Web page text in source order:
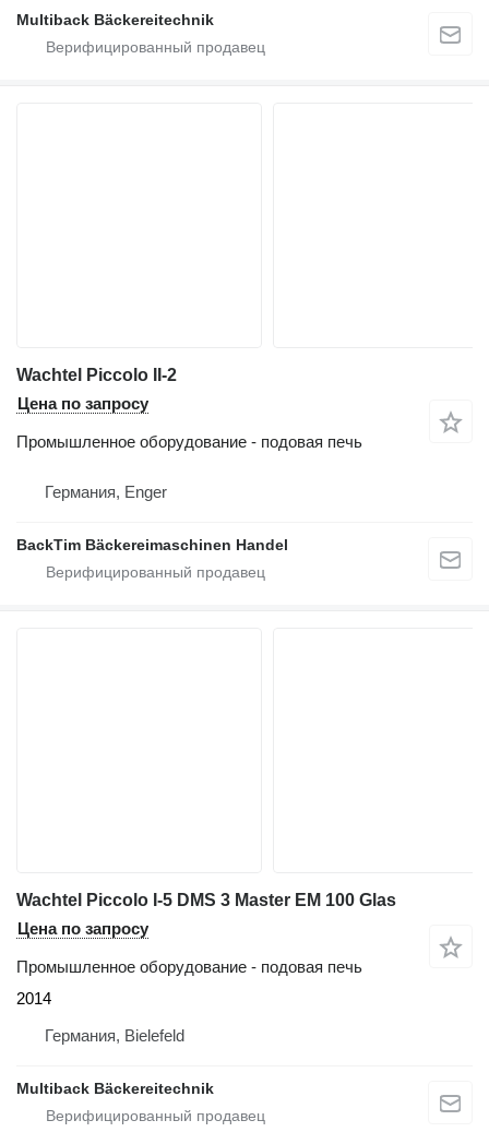
Multiback Bäckereitechnik
Wachtel Piccolo II-2
Цена по запросу
Промышленное оборудование - подовая печь
Германия, Enger
BackTim Bäckereimaschinen Handel
Wachtel Piccolo I-5 DMS 3 Master EM 100 Glas
Цена по запросу
Промышленное оборудование - подовая печь
2014
Германия, Bielefeld
Multiback Bäckereitechnik